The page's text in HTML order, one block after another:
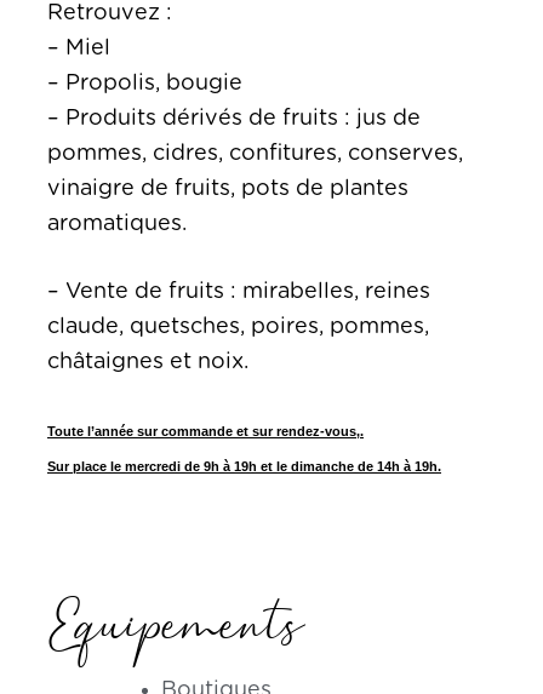
Retrouvez :
– Miel
– Propolis, bougie
– Produits dérivés de fruits : jus de
pommes, cidres, confitures, conserves,
vinaigre de fruits, pots de plantes
aromatiques.
– Vente de fruits : mirabelles, reines
claude, quetsches, poires, pommes,
châtaignes et noix.
Toute l’année sur commande et sur rendez-vous,.
Sur place le mercredi de 9h à 19h et le dimanche de 14h à 19h.
Equipements